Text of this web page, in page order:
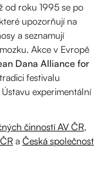
od roku 1995 se po
upozorňují na
a seznamují
Akce v Evropě
Dana Alliance for
festivalu
experimentální
činností AV ČR,
a Česká společnost